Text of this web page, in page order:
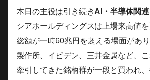
本日の主役は引き続き AI・半導体関連
シアホールディングスは上場来高値
総額が一時60兆円を超える場面があ
製作所、イビデン、三井金属など、
牽引してきた銘柄群が一段と買われ